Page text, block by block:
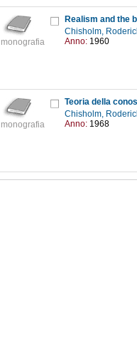
monografia
Realism and the
Chisholm,
Anno: 1960
monografia
Teoria della
Chisholm,
Anno: 1968